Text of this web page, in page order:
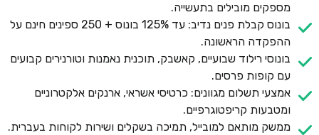
מספקים מובילים בתעשייה.
בונוס קבלת פנים נדיב: עד 125% בונוס + 250 ספינים חינם על
ההפקדה הראשונה.
בונוסי רילוד שבועיים, קאשבק, תוכנית נאמנות וטורנירים קבועים
עם קופות פרסים.
אמצעי תשלום מגוונים: כרטיסי אשראי, ארנקים אלקטרוניים
ומטבעות קריפטוגרפיים.
ממשק מותאם למובייל, תמיכה בשקלים ושירות לקוחות בעברית.